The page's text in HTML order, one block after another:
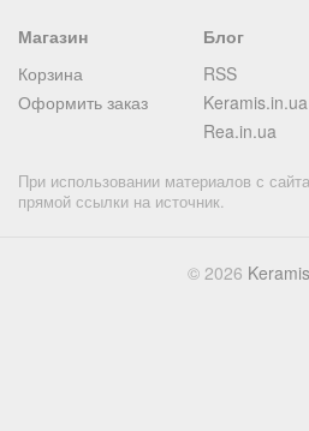
Магазин
Корзина
Оформить заказ
Блог
RSS
Keramis.in.ua
Rea.in.ua
При использовании материалов с
прямой ссылки на источник.
© 2026